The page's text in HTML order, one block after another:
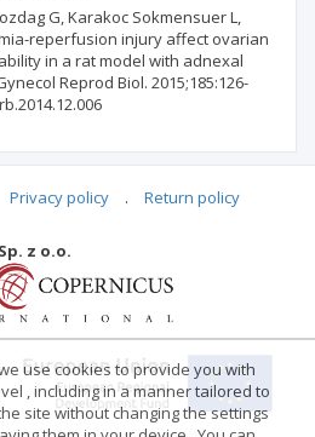
G, Karakoc Sokmensuer L,
reperfusion injury affect ovarian
in a rat model with adnexal
Reprod Biol. 2015;185:126-
Privacy policy . Return policy
z o.o.
use cookies to provide you with
, including in a manner tailored to
site without changing the settings